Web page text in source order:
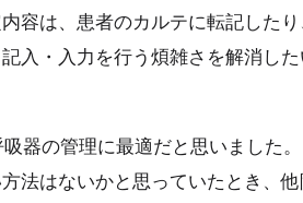
容は、患者のカルテに転記した
入・入力を行う煩雑さを解消し
吸器の管理に最適だと思いました
法はないかと思っていたとき、